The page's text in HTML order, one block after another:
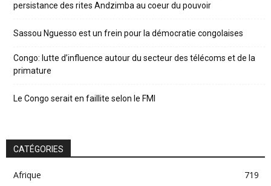
persistance des rites Andzimba au coeur du pouvoir
Sassou Nguesso est un frein pour la démocratie congolaises
Congo: lutte d’influence autour du secteur des télécoms et de la
primature
Le Congo serait en faillite selon le FMI
CATÉGORIES
Afrique
719